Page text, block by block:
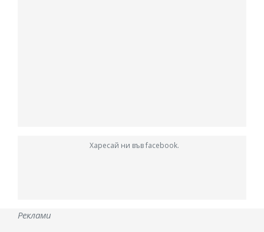
Харесай ни във facebook.
Реклами